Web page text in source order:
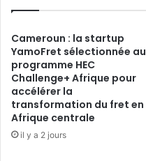
Cameroun : la startup
YamoFret sélectionnée au
programme HEC
Challenge+ Afrique pour
accélérer la
transformation du fret en
Afrique centrale
il y a 2 jours